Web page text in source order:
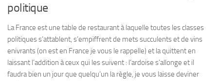
politique
La France est une table de restaurant à laquelle toutes les classes
politiques s’attablent, s’empiffrent de mets succulents et de vins
enivrants (on est en France je vous le rappelle) et la quittent en
laissant l’addition à ceux qui les suivent : l’ardoise s’allonge et il
faudra bien un jour que quelqu’un la règle, je vous laisse deviner